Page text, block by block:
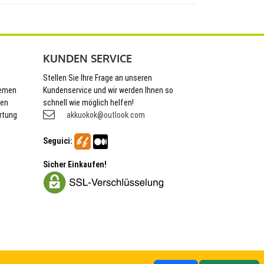
KUNDEN SERVICE
Stellen Sie Ihre Frage an unseren
Kundenservice und wir werden Ihnen so
schnell wie möglich helfen!
akkuokok@outlook.com
Seguici:
Sicher Einkaufen!